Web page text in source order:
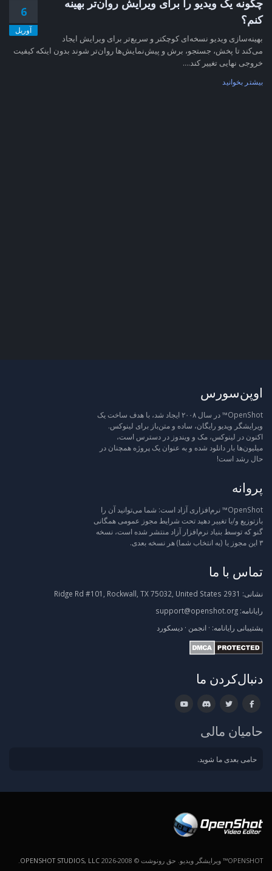
6
آوریل
چگونه یک ویدیو را برای ویرایش روان‌تر بهینه
کنم؟
بهینه‌سازی ویدیو نسخه‌ای کوچکتر و سریع‌تر برای ویرایش ایجاد
می‌کند تا پخش، جستجو، برش و پیش‌نمایش‌ها روان‌تر شوند بدون اینکه کیفیت
خروجی نهایی تغییر کند....
بیشتر بخوانید
اوپن‌سورس
OpenShot™ در سال ۲۰۰۸ ایجاد شد، با هدف ساخت یک
ویرایشگر ویدیو رایگان، ساده و متن‌باز برای لینوکس.
اکنون در لینوکس، مک و ویندوز در دسترس است،
میلیون‌ها بار دانلود شده و به عنوان یک پروژه همچنان در
حال رشد است!
پروانه
OpenShot™ نرم‌افزاری آزاد است: شما می‌توانید آن را
بازتوزیع و/یا تغییر دهید تحت شرایط مجوز عمومی همگانی
گنو که توسط بنیاد نرم‌افزار آزاد منتشر شده است، نسخه
۳ این مجوز یا (به انتخاب شما) هر نسخه بعدی.
تماس با ما
نشانی:
رایانامه: support@openshot.org
پشتیبانی رایانامه: · انجمن · دیسکورد
دنبال‌کردن ما
حامیان مالی
حامی بعدی ما شوید.
OPENSHOT™ ویرایشگر ویدیو. حق رونوشت © 2008-2026 OPENSHOT STUDIOS, LLC